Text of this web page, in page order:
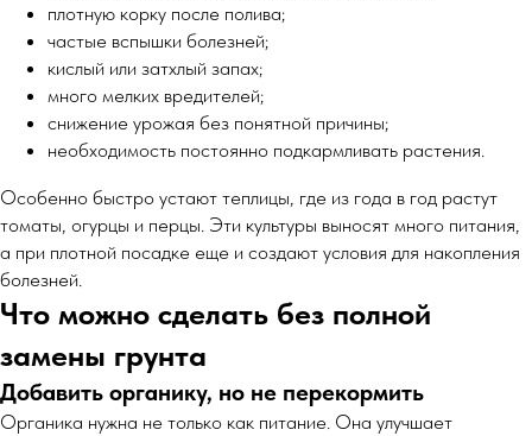
плотную корку после полива;
частые вспышки болезней;
кислый или затхлый запах;
много мелких вредителей;
снижение урожая без понятной причины;
необходимость постоянно подкармливать растения.
Особенно быстро устают теплицы, где из года в год растут
томаты, огурцы и перцы. Эти культуры выносят много питания,
а при плотной посадке еще и создают условия для накопления
болезней.
Что можно сделать без полной
замены грунта
Добавить органику, но не перекормить
Органика нужна не только как питание. Она улучшает